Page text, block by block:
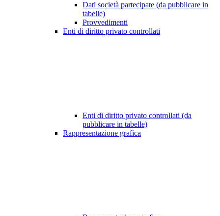
Dati società partecipate (da pubblicare in
tabelle)
Provvedimenti
Enti di diritto privato controllati
Enti di diritto privato controllati (da
pubblicare in tabelle)
Rappresentazione grafica